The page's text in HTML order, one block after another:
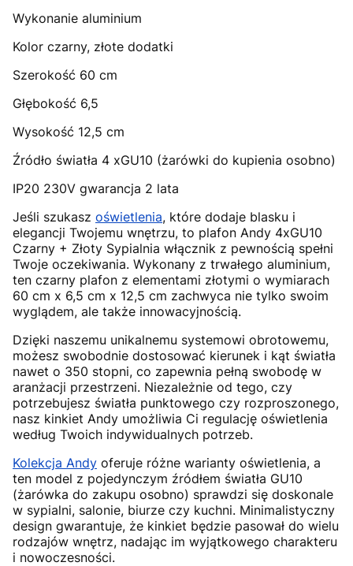
Wykonanie aluminium
Kolor czarny, złote dodatki
Szerokość 60 cm
Głębokość 6,5
Wysokość 12,5 cm
Źródło światła 4 xGU10 (żarówki do kupienia osobno)
IP20 230V gwarancja 2 lata
Jeśli szukasz oświetlenia, które dodaje blasku i
elegancji Twojemu wnętrzu, to plafon Andy 4xGU10
Czarny + Złoty Sypialnia włącznik z pewnością spełni
Twoje oczekiwania. Wykonany z trwałego aluminium,
ten czarny plafon z elementami złotymi o wymiarach
60 cm x 6,5 cm x 12,5 cm zachwyca nie tylko swoim
wyglądem, ale także innowacyjnością.
Dzięki naszemu unikalnemu systemowi obrotowemu,
możesz swobodnie dostosować kierunek i kąt światła
nawet o 350 stopni, co zapewnia pełną swobodę w
aranżacji przestrzeni. Niezależnie od tego, czy
potrzebujesz światła punktowego czy rozproszonego,
nasz kinkiet Andy umożliwia Ci regulację oświetlenia
według Twoich indywidualnych potrzeb.
Kolekcja Andy oferuje różne warianty oświetlenia, a
ten model z pojedynczym źródłem światła GU10
(żarówka do zakupu osobno) sprawdzi się doskonale
w sypialni, salonie, biurze czy kuchni. Minimalistyczny
design gwarantuje, że kinkiet będzie pasował do wielu
rodzajów wnętrz, nadając im wyjątkowego charakteru
i nowoczesności.